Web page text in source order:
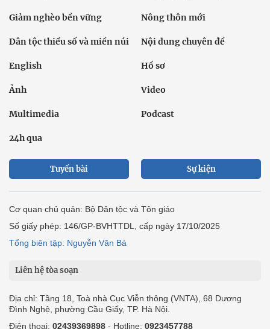
Giảm nghèo bền vững Nông thôn mới
Dân tộc thiểu số và miền núi Nội dung chuyên đề
English Hồ sơ
Ảnh Video
Multimedia Podcast
24h qua
Tuyến bài Sự kiện
Cơ quan chủ quản: Bộ Dân tộc và Tôn giáo
Số giấy phép: 146/GP-BVHTTDL, cấp ngày 17/10/2025
Tổng biên tập: Nguyễn Văn Bá
Liên hệ tòa soạn
Địa chỉ: Tầng 18, Toà nhà Cục Viễn thông (VNTA), 68 Dương
Đình Nghệ, phường Cầu Giấy, TP. Hà Nội.
Điện thoại: 02439369898 - Hotline: 0923457788